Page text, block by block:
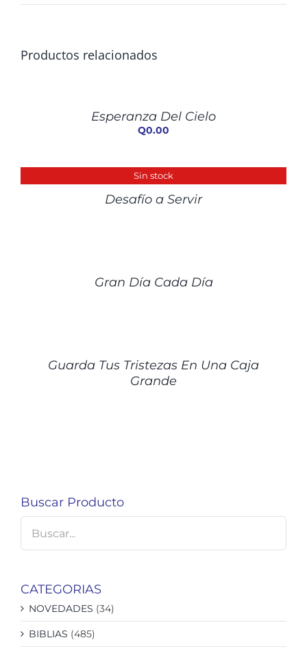
Productos relacionados
Esperanza Del Cielo
Q0.00
Sin stock
Desafío a Servir
Gran Día Cada Día
Guarda Tus Tristezas En Una Caja
Grande
Buscar Producto
CATEGORIAS
NOVEDADES (34)
BIBLIAS (485)